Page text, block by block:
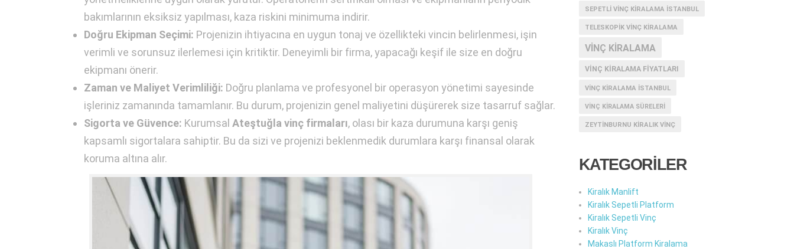
bakımlarının eksiksiz yapılması, kaza riskini minimuma indirir.
Doğru Ekipman Seçimi: Projenizin ihtiyacına en uygun tonaj ve özellikteki vincin belirlenmesi, işin
verimli ve sorunsuz ilerlemesi için kritiktir. Deneyimli bir firma, yapacağı keşif ile size en doğru
ekipmanı önerir.
Zaman ve Maliyet Verimliliği: Doğru planlama ve profesyonel bir operasyon yönetimi sayesinde
işleriniz zamanında tamamlanır. Bu durum, projenizin genel maliyetini düşürerek size tasarruf sağlar.
Sigorta ve Güvence: Kurumsal Ateştuğla vinç firmaları, olası bir kaza durumuna karşı geniş
kapsamlı sigortalara sahiptir. Bu da sizi ve projenizi beklenmedik durumlara karşı finansal olarak
koruma altına alır.
SEPETLI VINÇ KIRALAMA İSTANBUL
TELESKOPIK VINÇ KIRALAMA
VINÇ KIRALAMA
VINÇ KIRALAMA FIYATLARI
VINÇ KIRALAMA ISTANBUL
VINÇ KIRALAMA SÜRELERI
ZEYTINBURNU KIRALIK VINÇ
KATEGORİLER
Kiralık Manlift
Kiralık Sepetli Platform
Kiralık Sepetli Vinç
Kiralık Vinç
Makaslı Platform Kiralama